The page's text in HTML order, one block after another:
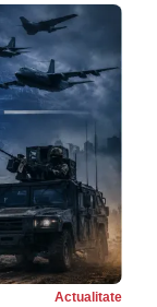
Actualitate